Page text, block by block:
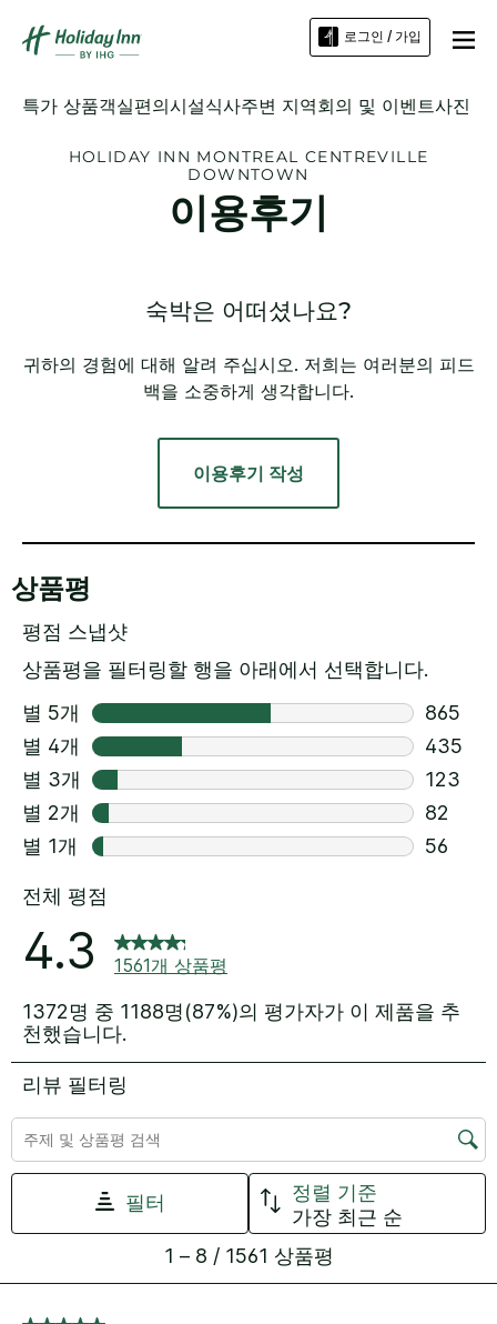
로그인 / 가입
특가 상품객실편의시설식사주변 지역회의 및 이벤트사진
HOLIDAY INN MONTREAL CENTREVILLE
DOWNTOWN
이용후기
숙박은 어떠셨나요?
귀하의 경험에 대해 알려 주십시오. 저희는 여러분의 피드
백을 소중하게 생각합니다.
이용후기 작성